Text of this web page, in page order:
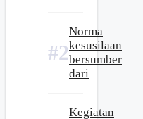
Norma
kesusilaan
bersumber
dari
Kegiatan